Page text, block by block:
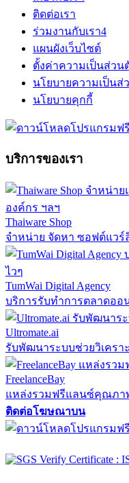
ติดต่อเรา
ร่วมงานกับเรา4
แผนผังเว็บไซต์
ตั้งค่าความเป็นส่วน
นโยบายความเป็นส่
นโยบายคุกกี้
บริการของเรา
Thaiware Shop
จำหน่าย จัดหา ซอฟต์แว
TumWai Digital Agency
บริการรับทำการตลาดออ
Ultromate.ai
รับพัฒนาระบบช่วยวิเครา
FreelanceBay
แหล่งรวมฟรีแลนซ์คุณภา
ติดต่อโฆษณาบน